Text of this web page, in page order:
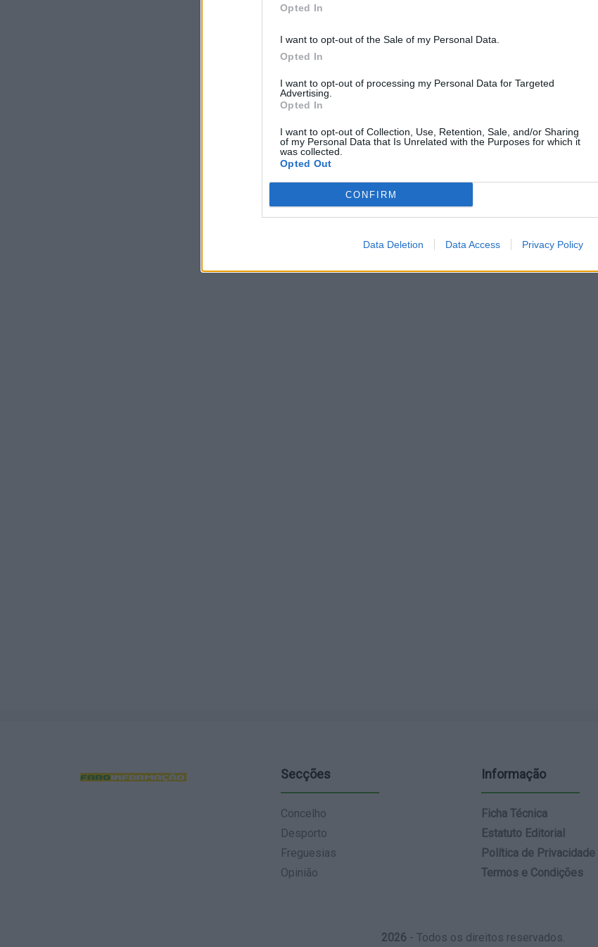
Opted In
I want to opt-out of the Sale of my Personal Data.
Opted In
I want to opt-out of processing my Personal Data for Targeted
Advertising.
Opted In
I want to opt-out of Collection, Use, Retention, Sale, and/or Sharing
of my Personal Data that Is Unrelated with the Purposes for which it
was collected.
Opted Out
CONFIRM
Data Deletion Data Access Privacy Policy
Secções
Concelho
Desporto
Freguesias
Opinião
Informação
Ficha Técnica
Estatuto Editorial
Política de Privacidade
Termos e Condições
2026- Todos os direitos reservados.